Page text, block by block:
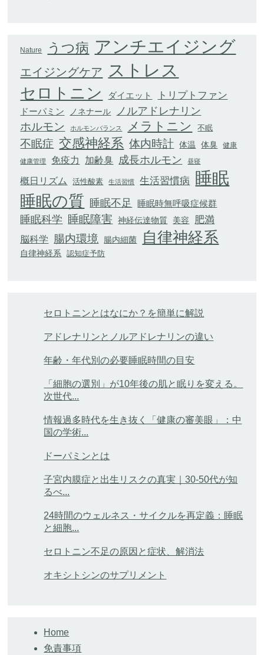
Nature うつ病 アンチエイジング
エイジングケア ストレス
セロトニン ダイエット トリプトファン
ドーパミン ノネナール ノルアドレナリン
ホルモン ホルモンバランス メラトニン 不眠
不眠症 交感神経系 体内時計 体温 体臭 健康
健康管理 免疫力 加齢臭 成長ホルモン 昼寝
概日リズム 活性酸素 生活習慣 生活習慣病 睡眠
睡眠の質 睡眠不足 睡眠時無呼吸症候群
睡眠科学 睡眠障害 神経伝達物質 美容 肥満
脳科学 腸内環境 腸内細菌 自律神経系
自律神経系 認知症予防
セロトニンとはなにか？を簡単に解説
アドレナリンとノルアドレナリンの違い
年齢・年代別の必要睡眠時間の目安
「細胞の選別」が10年後の肌と眠りを変える。
次世代...
情報過多時代を生き抜く「健康の審美眼」：中
国の学術...
ドーパミンとは
子宮内膜症と出生リスクの真実｜30-50代が知
るべ...
24時間のウェルネス・サイクルを再定義：睡眠
と細胞...
セロトニン不足の原因と症状、解消法
オキシトシンのサプリメント
Home
免責事項